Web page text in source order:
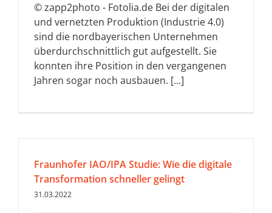
© zapp2photo - Fotolia.de Bei der digitalen
und vernetzten Produktion (Industrie 4.0)
sind die nordbayerischen Unternehmen
überdurchschnittlich gut aufgestellt. Sie
konnten ihre Position in den vergangenen
Jahren sogar noch ausbauen. [...]
Fraunhofer IAO/IPA Studie: Wie die digitale
Transformation schneller gelingt
31.03.2022